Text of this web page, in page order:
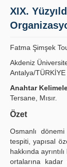
Writing Rules
Guidelines
Contact Us
XIX.
Fatma Şimşek
Akdeniz
Antalya/TÜRKİYE
Anahtar
Tersane, Mısır.
Özet
Osmanlı
tespiti, yapısal
hakkında
ortalarına